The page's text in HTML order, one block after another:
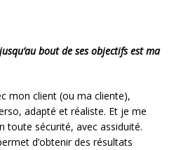
bout de ses objectifs est ma
mon client (ou ma cliente),
adapté et réaliste. Et je me
toute sécurité, avec assiduité.
d’obtenir des résultats